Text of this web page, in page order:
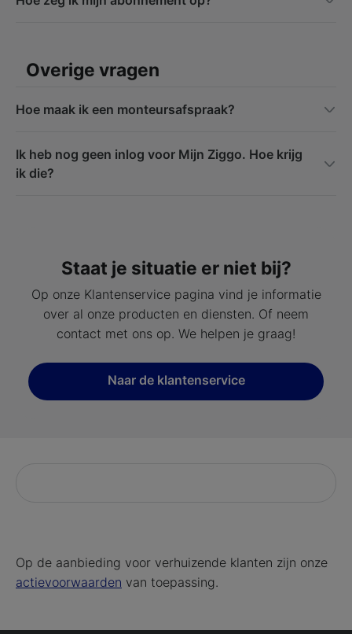
Overige vragen
Hoe maak ik een monteursafspraak?
Ik heb nog geen inlog voor Mijn Ziggo. Hoe krijg
ik die?
Staat je situatie er niet bij?
Op onze Klantenservice pagina vind je informatie
over al onze producten en diensten. Of neem
contact met ons op. We helpen je graag!
Naar de klantenservice
Op de aanbieding voor verhuizende klanten zijn onze
actievoorwaarden van toepassing.